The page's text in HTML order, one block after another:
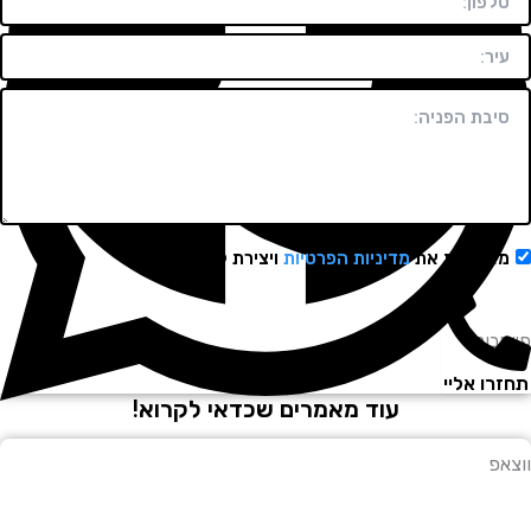
מאשר/ת אתמדיניות הפרטיותויצירת קשר.
אליי
עוד מאמרים שכדאי לקרוא!